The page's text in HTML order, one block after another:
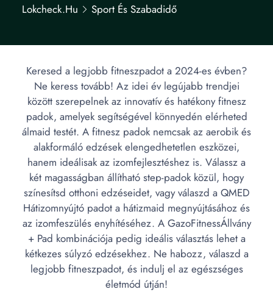
Lokcheck.hu Sport És Szabadidő
Keresed a legjobb fitneszpadot a 2024-es évben?
Ne keress tovább! Az idei év legújabb trendjei
között szerepelnek az innovatív és hatékony fitnesz
padok, amelyek segítségével könnyedén elérheted
álmaid testét. A fitnesz padok nemcsak az aerobik és
alakformáló edzések elengedhetetlen eszközei,
hanem ideálisak az izomfejlesztéshez is. Válassz a
két magasságban állítható step-padok közül, hogy
színesítsd otthoni edzéseidet, vagy válaszd a QMED
Hátizomnyújtó padot a hátizmaid megnyújtásához és
az izomfeszülés enyhítéséhez. A GazoFitnessÁllvány
+ Pad kombinációja pedig ideális választás lehet a
kétkezes súlyzó edzésekhez. Ne habozz, válaszd a
legjobb fitneszpadot, és indulj el az egészséges
életmód útján!